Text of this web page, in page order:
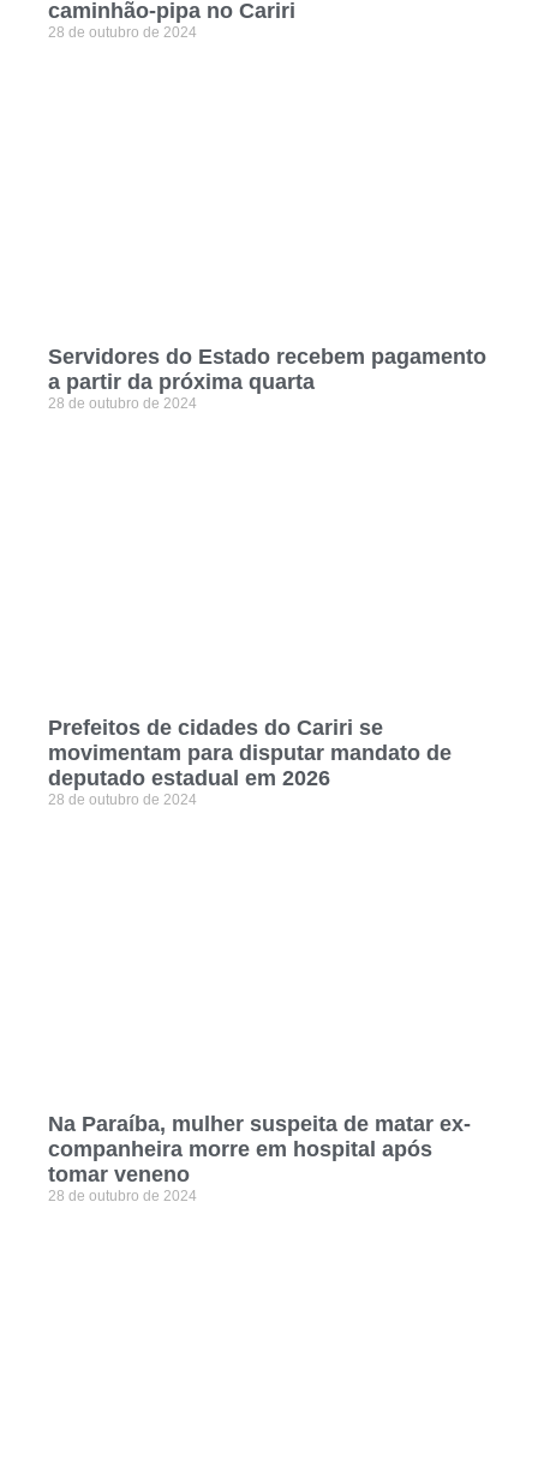
caminhão-pipa no Cariri
28 de outubro de 2024
Servidores do Estado recebem pagamento
a partir da próxima quarta
28 de outubro de 2024
Prefeitos de cidades do Cariri se
movimentam para disputar mandato de
deputado estadual em 2026
28 de outubro de 2024
Na Paraíba, mulher suspeita de matar ex-
companheira morre em hospital após
tomar veneno
28 de outubro de 2024